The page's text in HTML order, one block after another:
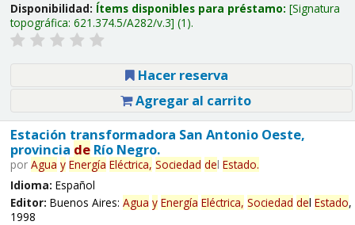
Disponibilidad: Ítems disponibles para préstamo: Signatura
topográfica: 621.374.5/A282/v.3 (1).
Hacer reserva
Agregar al carrito
Estación transformadora San Antonio Oeste,
provincia deRío Negro.
por Agua y Energía Eléctrica, Sociedad del Estado.
Idioma: Español
Editor: Buenos Aires: Agua y Energía Eléctrica, Sociedad del Estado,
1998